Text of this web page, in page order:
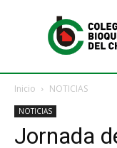
Inicio NOTICIAS
NOTICIAS
Jornada